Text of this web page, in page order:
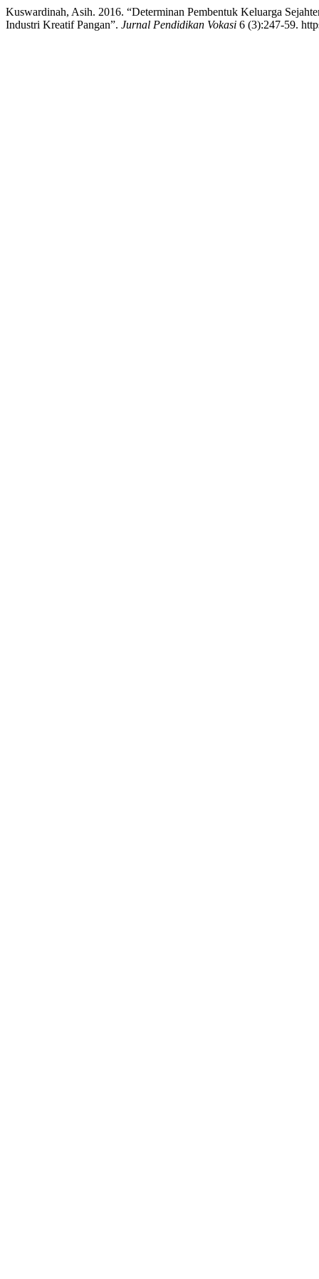
Kuswardinah, Asih. 2016. “Determinan Pembentuk Keluarga
Industri Kreatif Pangan”. Jurnal Pendidikan Vokasi 6 (3):247-59.